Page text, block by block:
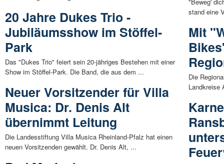
20 Jahre Dukes Trio -
Jubiläumsshow im Stöffel-
Park
Das "Dukes Trio" feiert sein 20-jähriges Bestehen mit einer
Show im Stöffel-Park. Die Band, die aus dem ...
Neuer Vorsitzender für Villa
Musica: Dr. Denis Alt
übernimmt Leitung
Die Landesstiftung Villa Musica Rheinland-Pfalz hat einen
neuen Vorsitzenden gewählt. Dr. Denis Alt, ...
stand eine
Mit
Die
Landkreise